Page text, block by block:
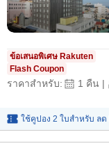
ข้อเสนอพิเศษ Rakuten
Flash Coupon
ราคาสำหรับ: 1 คืน |
ใช้คูปอง 2 ใบสำหรับ ลด